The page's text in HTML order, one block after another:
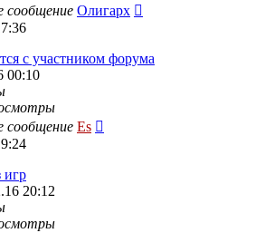
сообщение Олигарх
с участником форума
00:10
сообщение Es
игр
20:12